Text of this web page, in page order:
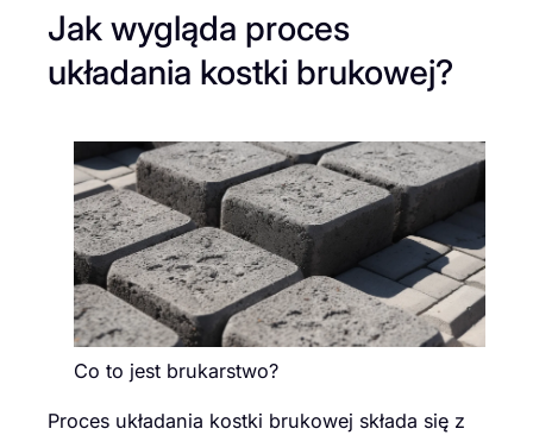
Jak wygląda proces
układania kostki brukowej?
Co to jest brukarstwo?
Proces układania kostki brukowej składa się z